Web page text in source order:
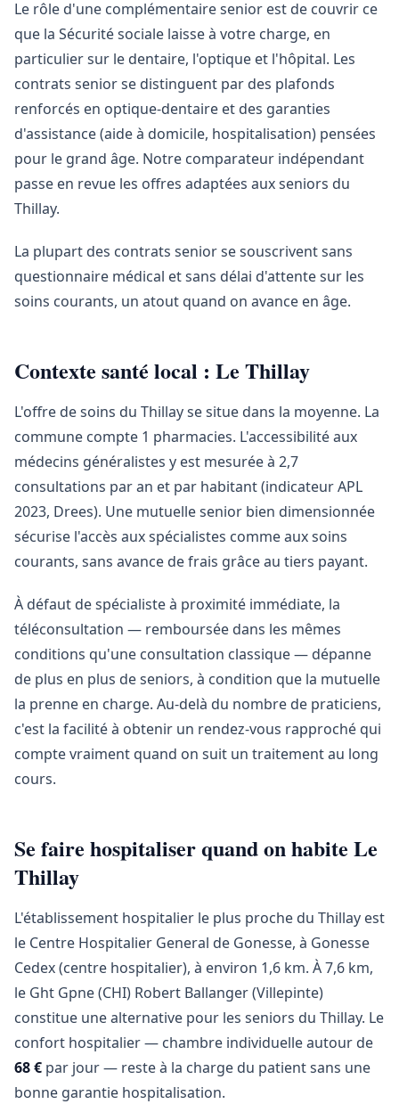
Le rôle d'une complémentaire senior est de couvrir ce
que la Sécurité sociale laisse à votre charge, en
particulier sur le dentaire, l'optique et l'hôpital. Les
contrats senior se distinguent par des plafonds
renforcés en optique-dentaire et des garanties
d'assistance (aide à domicile, hospitalisation) pensées
pour le grand âge. Notre comparateur indépendant
passe en revue les offres adaptées aux seniors du
Thillay.
La plupart des contrats senior se souscrivent sans
questionnaire médical et sans délai d'attente sur les
soins courants, un atout quand on avance en âge.
Contexte santé local : Le Thillay
L'offre de soins du Thillay se situe dans la moyenne. La
commune compte 1 pharmacies. L'accessibilité aux
médecins généralistes y est mesurée à 2,7
consultations par an et par habitant (indicateur APL
2023, Drees). Une mutuelle senior bien dimensionnée
sécurise l'accès aux spécialistes comme aux soins
courants, sans avance de frais grâce au tiers payant.
À défaut de spécialiste à proximité immédiate, la
téléconsultation — remboursée dans les mêmes
conditions qu'une consultation classique — dépanne
de plus en plus de seniors, à condition que la mutuelle
la prenne en charge. Au-delà du nombre de praticiens,
c'est la facilité à obtenir un rendez-vous rapproché qui
compte vraiment quand on suit un traitement au long
cours.
Se faire hospitaliser quand on habite Le
Thillay
L'établissement hospitalier le plus proche du Thillay est
le Centre Hospitalier General de Gonesse, à Gonesse
Cedex (centre hospitalier), à environ 1,6 km. À 7,6 km,
le Ght Gpne (CHI) Robert Ballanger (Villepinte)
constitue une alternative pour les seniors du Thillay. Le
confort hospitalier — chambre individuelle autour de
68 € par jour — reste à la charge du patient sans une
bonne garantie hospitalisation.